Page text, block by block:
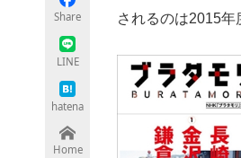
Share
LINE
hatena
Home
されるのは2015年